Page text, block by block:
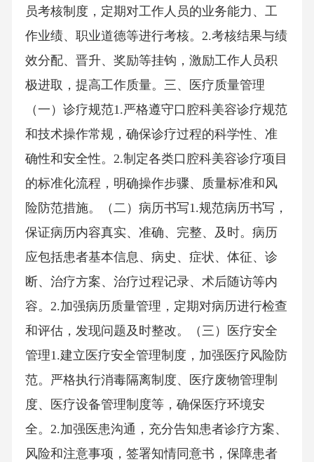
员考核制度，定期对工作人员的业务能力、工
作业绩、职业道德等进行考核。2.考核结果与绩
效分配、晋升、奖励等挂钩，激励工作人员积
极进取，提高工作质量。三、医疗质量管理
（一）诊疗规范1.严格遵守口腔科美容诊疗规范
和技术操作常规，确保诊疗过程的科学性、准
确性和安全性。2.制定各类口腔科美容诊疗项目
的标准化流程，明确操作步骤、质量标准和风
险防范措施。（二）病历书写1.规范病历书写，
保证病历内容真实、准确、完整、及时。病历
应包括患者基本信息、病史、症状、体征、诊
断、治疗方案、治疗过程记录、术后随访等内
容。2.加强病历质量管理，定期对病历进行检查
和评估，发现问题及时整改。（三）医疗安全
管理1.建立医疗安全管理制度，加强医疗风险防
范。严格执行消毒隔离制度、医疗废物管理制
度、医疗设备管理制度等，确保医疗环境安
全。2.加强医患沟通，充分告知患者诊疗方案、
风险和注意事项，签署知情同意书，保障患者